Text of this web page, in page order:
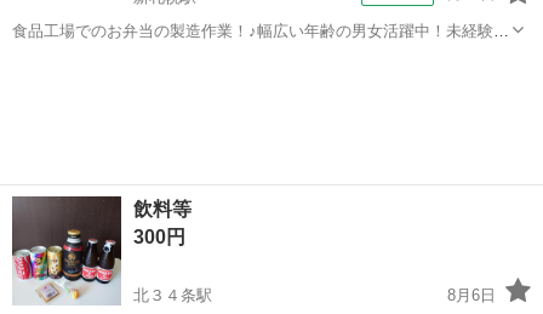
食品工場でのお弁当の製造作業！♪幅広い年齢の男女活躍中！未経験活
飲料等
300円
北３４条駅 8月6日